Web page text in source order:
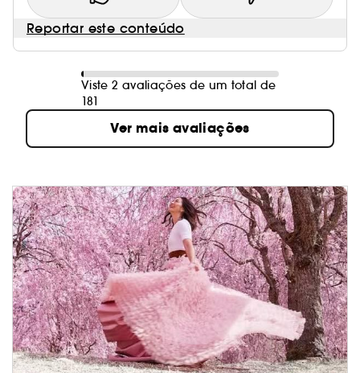
Reportar este conteúdo
Viste 2 avaliações de um total de
181
Ver mais avaliações